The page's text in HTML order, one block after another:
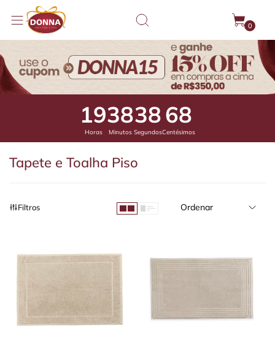
0
19
Horas
38
Minutos
38
Segundos
6
Centésimos
Tapete e Toalha Piso
Filtros Ordenar